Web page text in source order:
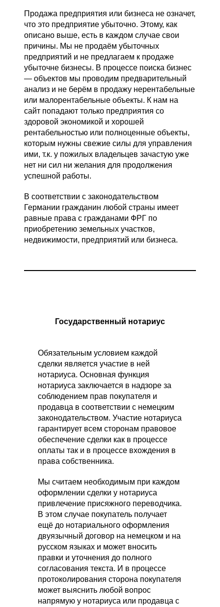
Продажа предприятия или бизнеса не означет,
что это предприятие убыточно. Этому, как
описано выше, есть в каждом случае свои
причины. Мы не продаём убыточных
предприятий и не предлагаем к продаже
убыточне бизнесы. В процессе поиска бизнес
— объектов мы проводим предварительный
анализ и не берём в продажу нерентабельные
или малорентабельные объекты. К нам на
сайт попадают только предприятия со
здоровой экономикой и хорошей
рентабельностью или полноценные объекты,
которым нужны свежие силы для управления
ими, т.к. у пожилых владельцев зачастую уже
нет ни сил ни желания для продолжения
успешной работы.
В соответствии с законодательством
Германии гражданин любой страны имеет
равные права с гражданами ФРГ по
приобретению земельных участков,
недвижимости, предприятий или бизнеса.
Государственный нотариус
Обязательным условием каждой
сделки является участие в ней
нотариуса. Основная функция
нотариуса заключается в надзоре за
соблюдением прав покупателя и
продавца в соответствии с немецким
законодательством. Участие нотариуса
гарантирует всем сторонам правовое
обеспечение сделки как в процессе
оплаты так и в процессе вхождения в
права собственника.
Мы считаем необходимым при каждом
оформлении сделки у нотариуса
привлечение присяжного переводчика.
В этом случае покупатель получает
ещё до нотариального оформления
двуязычный договор на немецком и на
русском языках и может вносить
правки и уточнения до полного
согласования текста. И в процессе
протоколирования сторона покупателя
может выяснить любой вопрос
напрямую у нотариуса или продавца с